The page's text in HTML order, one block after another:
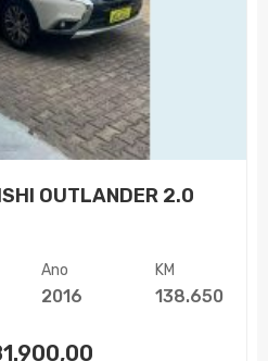
OUTLANDER 2.0
Ano
2016
KM
138.650